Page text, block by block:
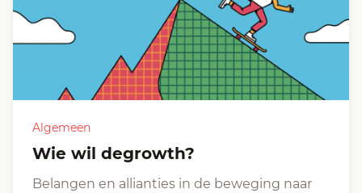
Algemeen
Wie wil degrowth?
Belangen en allianties in de beweging naar